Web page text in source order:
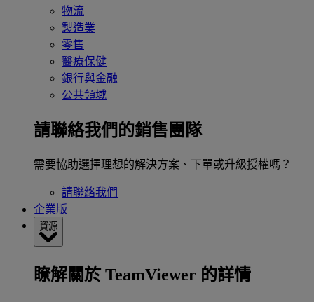
物流
製造業
零售
醫療保健
銀行與金融
公共領域
請聯絡我們的銷售團隊
需要協助選擇理想的解決方案、下單或升級授權嗎？
請聯絡我們
企業版
資源
瞭解關於 TeamViewer 的詳情